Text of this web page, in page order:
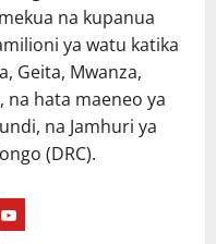
na kupanua
ya watu katika
Geita, Mwanza,
na hata maeneo ya
na Jamhuri ya
(DRC).